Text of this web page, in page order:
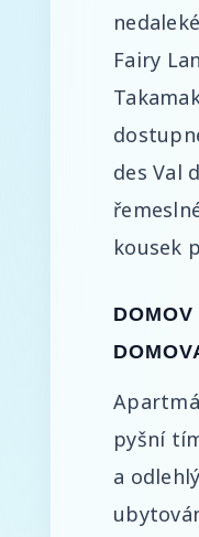
Fairy
des Val
kousek
pyšní
a